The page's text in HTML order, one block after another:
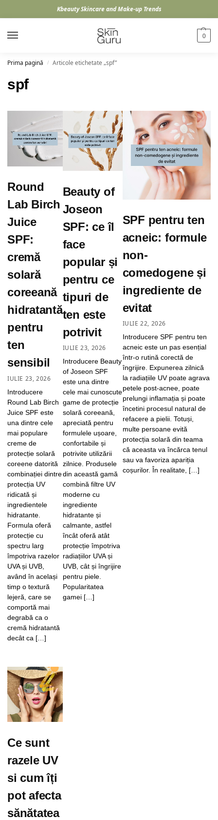
Kbeauty Skincare and Make-up Trends
0
Prima pagină / Articole etichetate „spf”
spf
Round
Lab Birch
Juice
SPF:
cremă
solară
coreeană
hidratantă
pentru
ten
sensibil
IULIE 23, 2026
Introducere
Round Lab Birch
Juice SPF este
una dintre cele
mai populare
creme de
protecție solară
coreene datorită
combinației dintre
protecția UV
ridicată și
ingredientele
hidratante.
Formula oferă
protecție cu
spectru larg
împotriva razelor
UVA și UVB,
având în același
timp o textură
lejeră, care se
comportă mai
degrabă ca o
cremă hidratantă
decât ca […]
Beauty of
Joseon
SPF: ce îl
face
popular și
pentru ce
tipuri de
ten este
potrivit
IULIE 23, 2026
Introducere Beauty
of Joseon SPF
este una dintre
cele mai cunoscute
game de protecție
solară coreeană,
apreciată pentru
formulele ușoare,
confortabile și
potrivite utilizării
zilnice. Produsele
din această gamă
combină filtre UV
moderne cu
ingrediente
hidratante și
calmante, astfel
încât oferă atât
protecție împotriva
radiațiilor UVA și
UVB, cât și îngrijire
pentru piele.
Popularitatea
gamei […]
SPF pentru ten
acneic: formule
non-
comedogene și
ingrediente de
evitat
IULIE 22, 2026
Introducere SPF pentru ten
acneic este un pas esențial
într-o rutină corectă de
îngrijire. Expunerea zilnică
la radiațiile UV poate agrava
petele post-acnee, poate
prelungi inflamația și poate
încetini procesul natural de
refacere a pielii. Totuși,
multe persoane evită
protecția solară din teama
că aceasta va încărca tenul
sau va favoriza apariția
coșurilor. În realitate, […]
Ce sunt
razele UV
si cum îți
pot afecta
sănătatea